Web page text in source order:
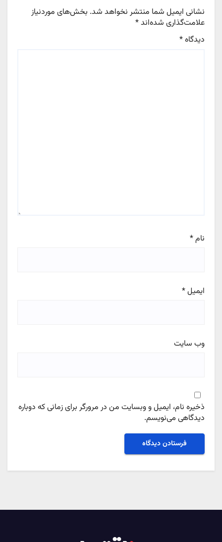
نشانی ایمیل شما منتشر نخواهد شد. بخش‌های موردنیاز
علامت‌گذاری شده‌اند*
دیدگاه*
نام*
ایمیل*
وب‌ سایت
ذخیره نام، ایمیل و وبسایت من در مرورگر برای زمانی که دوباره
دیدگاهی می‌نویسم.